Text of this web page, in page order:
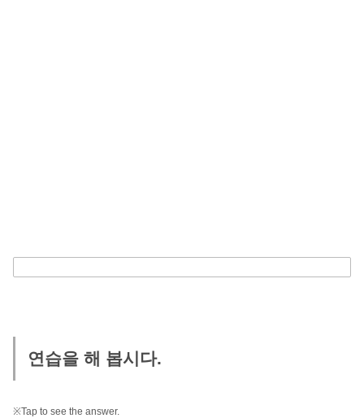
연습을 해 봅시다.
※Tap to see the answer.